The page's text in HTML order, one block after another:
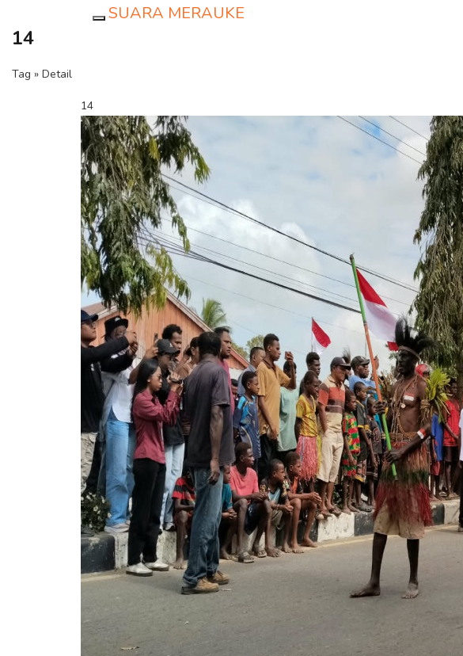
SUARA MERAUKE
14
Tag » Detail
14